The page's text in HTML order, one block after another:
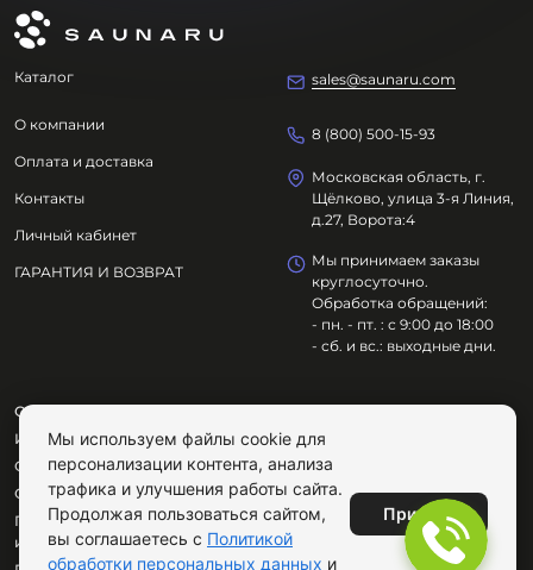
Каталог
О компании
Оплата и доставка
Контакты
Личный кабинет
ГАРАНТИЯ И ВОЗВРАТ
sales@saunaru.com
8 (800) 500-15-93
Московская область, г.
Щёлково, улица 3-я Линия,
д.27, Ворота:4
Мы принимаем заказы
круглосуточно.
Обработка обращений:
- пн. - пт. : с 9:00 до 18:00
- сб. и вс.: выходные дни.
ООО "ОЗДОРОВИТЕЛЬНЫЕ ТЕХНОЛОГИИ"
ИНН7801695614
ОГРН1217800029072
Сайт не является публичной офертой.
Продолжая пользоваться сайтом, вы соглашаетесь с
использованием cookie.
Мы используем файлы cookie для
персонализации контента, анализа
трафика и улучшения работы сайта.
Продолжая пользоваться сайтом,
вы соглашаетесь с Политикой
обработки персональных данных и
Принять